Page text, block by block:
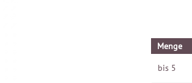
Menge
bis 5